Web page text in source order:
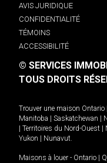
AVIS JURIDIQUE
CONFIDENTIALITÉ
TÉMOINS
ACCESSIBILITÉ
© SERVICES
TOUS DROITS
Trouver une maison Ontario
Manitoba
Saskatchewan
Territoires du Nord-Ouest
Yukon
Nunavut.
Maisons à louer - Ontario